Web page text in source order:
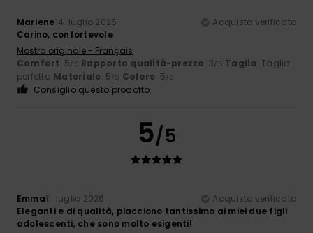
Marlene14. luglio 2026
Acquisto verificato
Carino, confortevole
Mostra originale - Français
Comfort: 5/5 Rapporto qualità-prezzo: 3/5 Taglia: Taglia
perfetta Materiale: 5/5 Colore: 5/5
Consiglio questo prodotto
5/5
Emma11. luglio 2026
Acquisto verificato
Eleganti e di qualità, piacciono tantissimo ai miei due figli
adolescenti, che sono molto esigenti!